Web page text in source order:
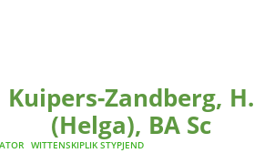
Kuipers-Zandberg, H.
(Helga), BA Sc
WITTENSKIPLIK STYPJEND